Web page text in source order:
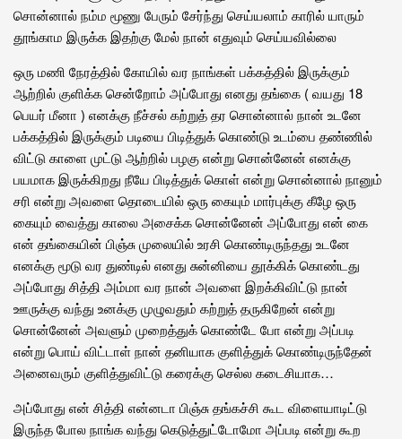
சொன்னால் நம்ம மூணு பேரும் சேர்ந்து செய்யலாம் காரில் யாரும்
தூங்காம இருக்க இதற்கு மேல் நான் எதுவும் செய்யவில்லை
ஒரு மணி நேரத்தில் கோயில் வர நாங்கள் பக்கத்தில் இருக்கும்
ஆற்றில் குளிக்க சென்றோம் அப்போது எனது தங்கை ( வயது 18
பெயர் மீனா ) எனக்கு நீச்சல் கற்றுத் தர சொன்னால் நான் உடனே
பக்கத்தில் இருக்கும் படியை பிடித்துக் கொண்டு உடம்பை தண்ணில்
விட்டு காளை முட்டு ஆற்றில் பழகு என்று சொன்னேன் எனக்கு
பயமாக இருக்கிறது நீயே பிடித்துக் கொள் என்று சொன்னால் நானும்
சரி என்று அவளை‌ தொடையில் ஒரு கையும் மார்புக்கு கீழே ஒரு
கையும் வைத்து காலை அசைக்க சொன்னேன் அப்போது என் கை
என் தங்கையின் பிஞ்சு முலையில் உரசி கொண்டிருந்தது உடனே
எனக்கு மூடு வர துண்டில் எனது சுன்னியை தூக்கிக் கொண்டது
அப்போது சித்தி அம்மா வர நான் அவளை இறக்கிவிட்டு நான்
ஊருக்கு வந்து உனக்கு முழுவதும் கற்றுத் தருகிறேன் என்று
சொன்னேன் அவளும் முறைத்துக் கொண்டே போ என்று அப்படி
என்று பொய் விட்டாள் நான் தனியாக குளித்துக் கொண்டிருந்தேன்
அனைவரும் குளித்துவிட்டு கரைக்கு செல்ல கடைசியாக…
அப்போது என் சித்தி என்னடா பிஞ்சு தங்கச்சி கூட விளையாடிட்டு
இருந்த போல நாங்க வந்து கெடுத்துட்டோமோ அப்படி என்று கூற